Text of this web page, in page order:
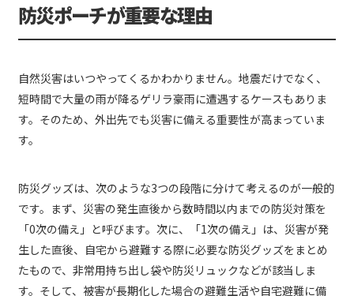
防災ポーチが重要な理由
自然災害はいつやってくるかわかりません。地震だけでなく、
短時間で大量の雨が降るゲリラ豪雨に遭遇するケースもありま
す。そのため、外出先でも災害に備える重要性が高まっていま
す。
防災グッズは、次のような3つの段階に分けて考えるのが一般的
です。まず、災害の発生直後から数時間以内までの防災対策を
「0次の備え」と呼びます。次に、「1次の備え」は、災害が発
生した直後、自宅から避難する際に必要な防災グッズをまとめ
たもので、非常用持ち出し袋や防災リュックなどが該当しま
す。そして、被害が長期化した場合の避難生活や自宅避難に備